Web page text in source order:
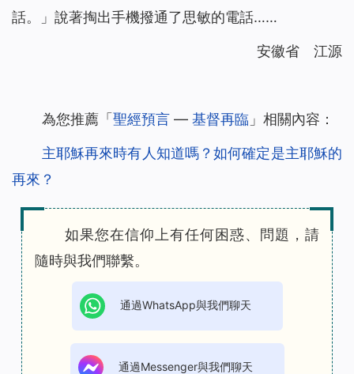
話。」說著掏出手機撥通了思敏的電話……
安徽省 江源
為您推薦「 聖經預言— 基督再臨」相關內容：
主耶穌再來時有人知道嗎？如何確定是主耶穌的
再來？
如果您在信仰上有任何困惑、問題，請
隨時與我們聯繫。
通過WhatsApp與我們聊天
通過Messenger與我們聊天